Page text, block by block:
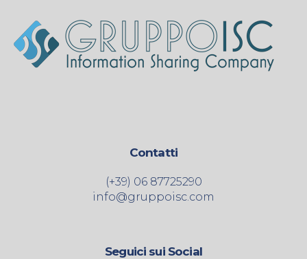
Contatti
(+39) 06 87725290
info@gruppoisc.com
Seguici sui Social